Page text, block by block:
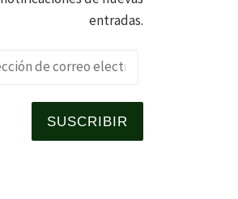
entradas.
SUSCRIBIR